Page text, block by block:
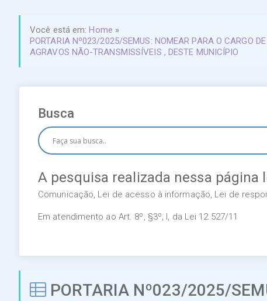
Você está em:Home »
PORTARIA Nº023/2025/SEMUS: NOMEAR PARA O CARGO
AGRAVOS NÃO-TRANSMISSÍVEIS , DESTE MUNICÍPIO
Busca
A pesquisa realizada nessa página
Comunicação, Lei de acesso à informação, Lei de
Em atendimento ao Art. 8º, §3º, I, da Lei 12.527/11
PORTARIA Nº023/2025/